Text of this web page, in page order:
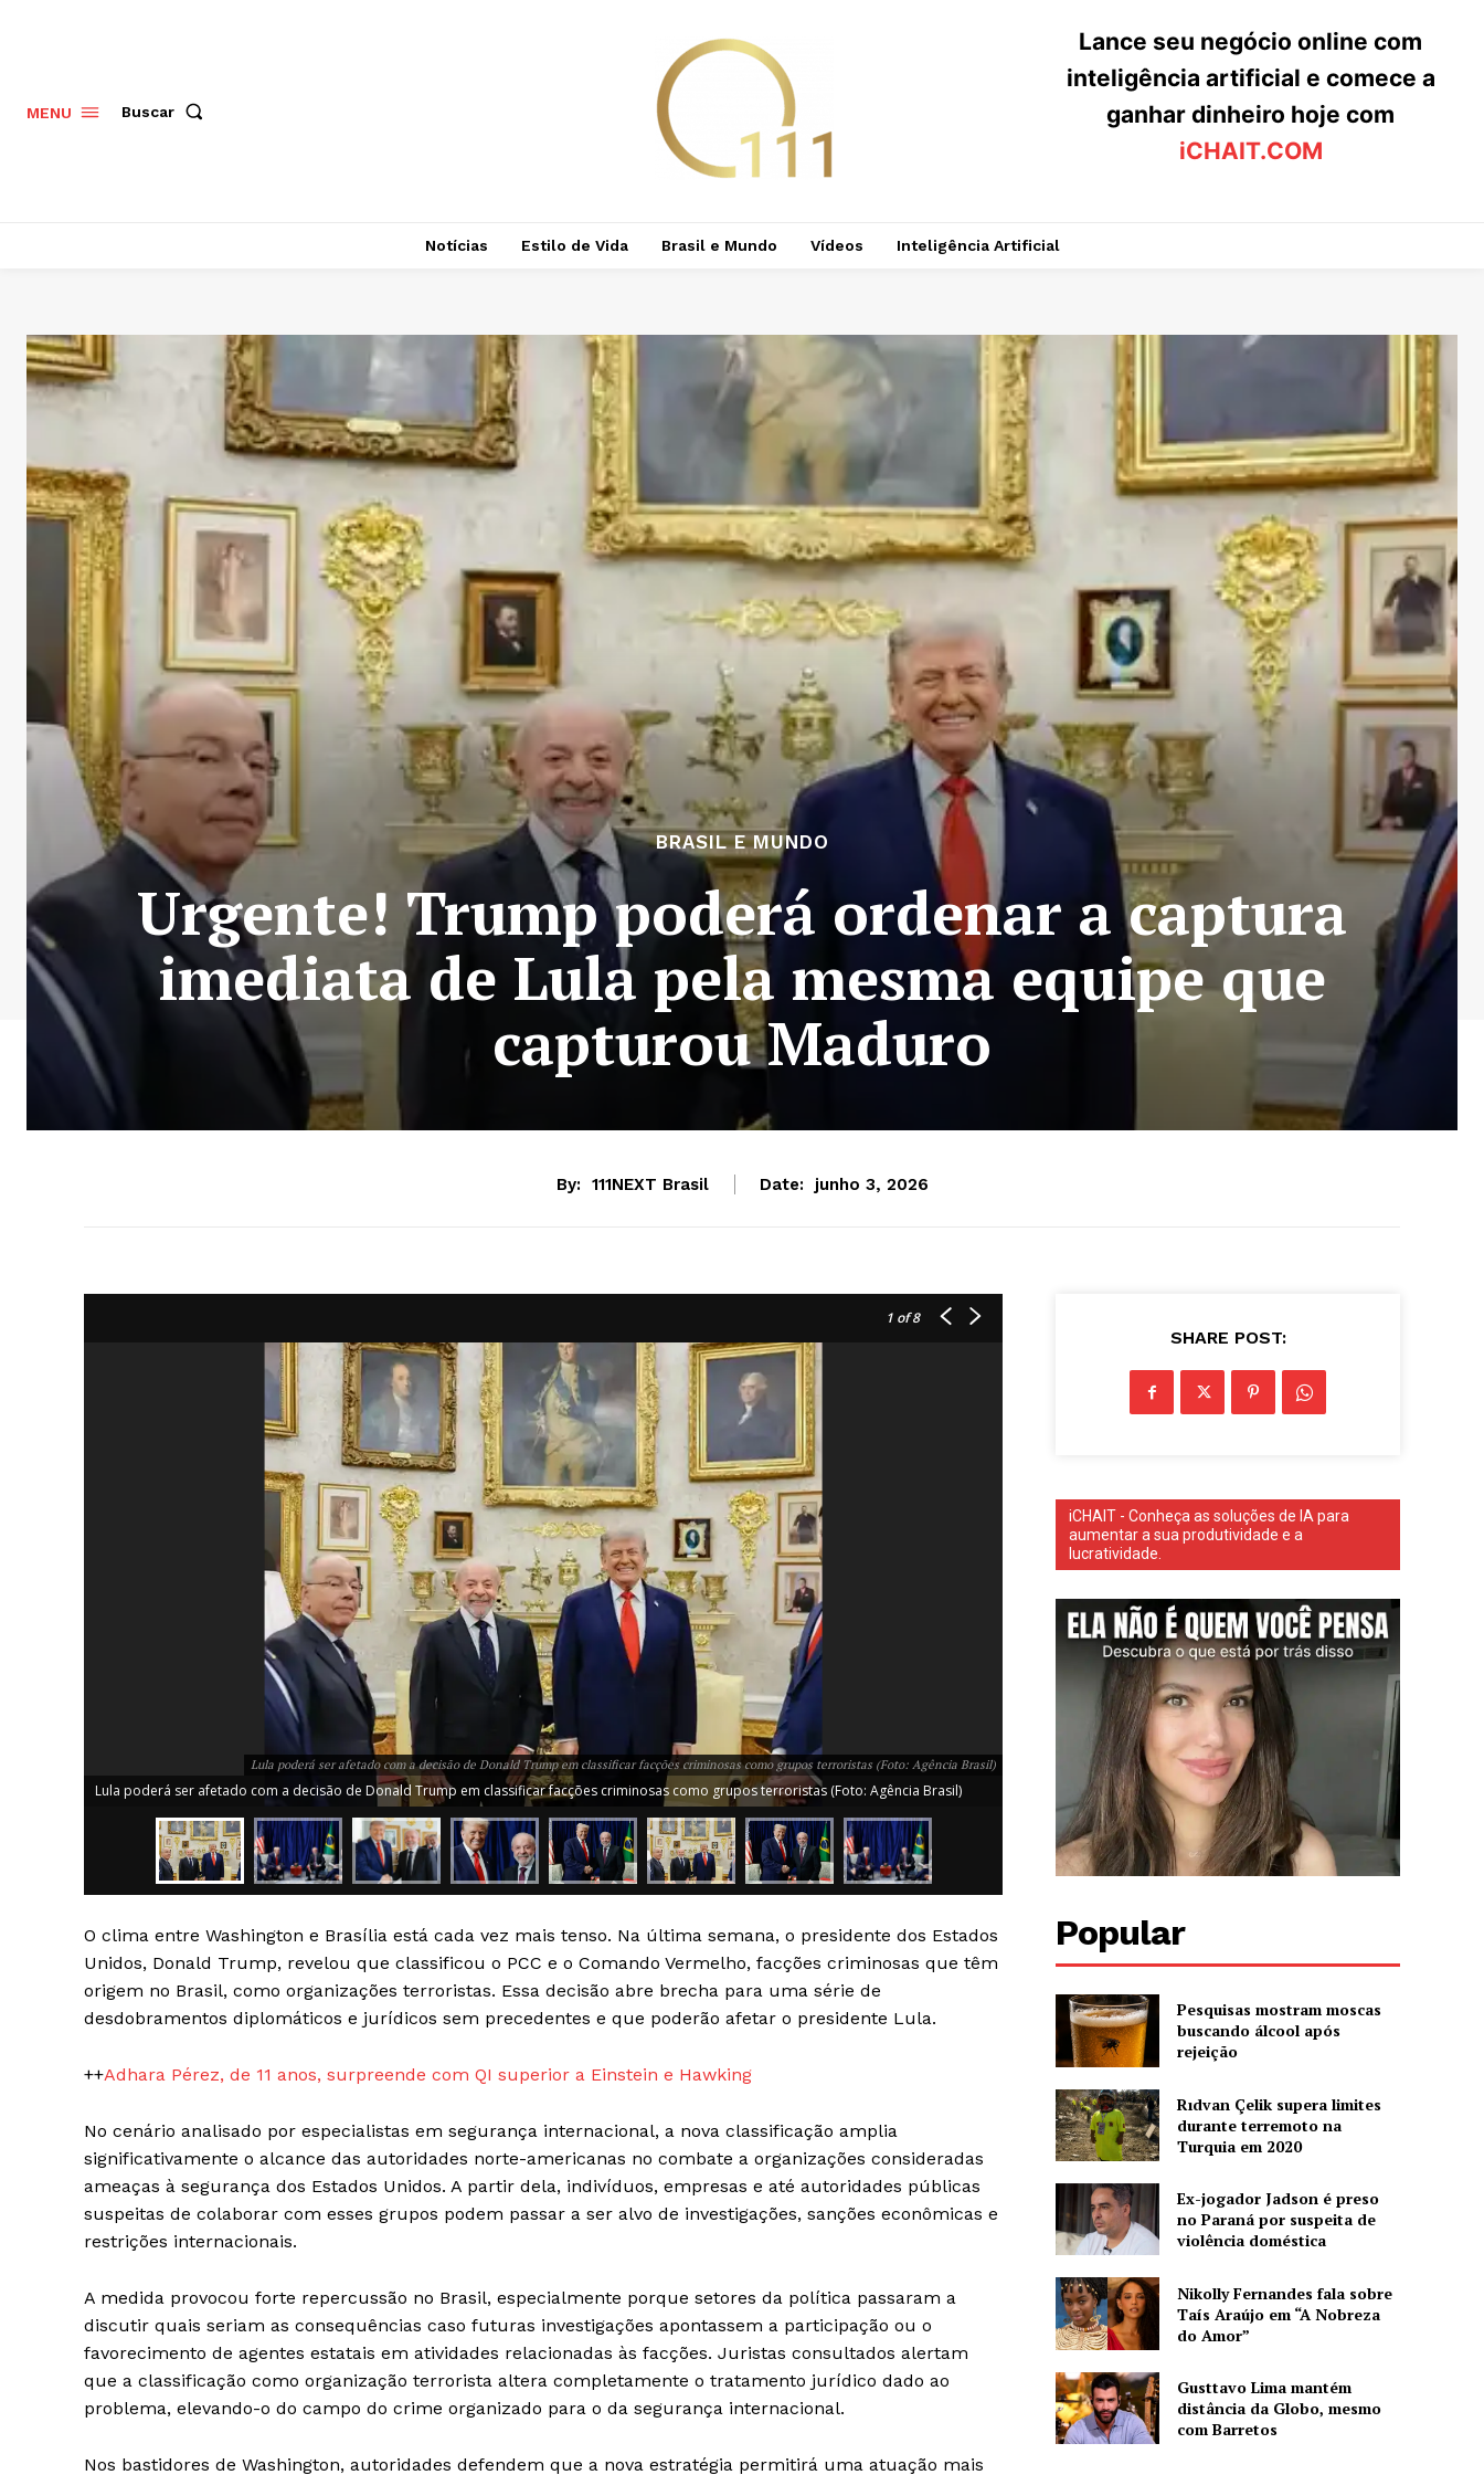
News Week
Magazine PRO
Company
Anuncie
Contato
Termos de Serviços
Política de Privacidade e Cookies
RSS
MENU Buscar
Lance seu negócio online com
inteligência artificial e comece a
ganhar dinheiro hoje com
iCHAIT.COM
Notícias Estilo de Vida Brasil e Mundo Vídeos Inteligência Artificial
BRASIL E MUNDO
Urgente! Trump poderá ordenar a captura
imediata de Lula pela mesma equipe que
capturou Maduro
By: 111NEXT Brasil Date: junho 3, 2026
1 of 8
Lula poderá ser afetado com a decisão de Donald Trump em classificar facções criminosas como grupos terroristas (Foto: Agência Brasil)
Lula poderá ser afetado com a decisão de Donald Trump em classificar facções criminosas como grupos terroristas (Foto: Agência Brasil)
O clima entre Washington e Brasília está cada vez mais tenso. Na última semana, o
Comando Vermelho, facções criminosas que têm origem no Brasil, como
O clima entre Washington e Brasília está cada vez mais tenso. Na última
que classificou o PCC e o Comando Vermelho, facções criminosas que
O clima entre Washington e Brasília está cada vez mais tenso. Na última semana, o presidente dos Estados
Unidos, Donald Trump, revelou que classificou o PCC e o Comando Vermelho, facções criminosas que têm
origem no Brasil, como organizações terroristas. Essa decisão abre brecha para uma série de
desdobramentos diplomáticos e jurídicos sem precedentes e que poderão afetar o presidente Lula.
++Adhara Pérez, de 11 anos, surpreende com QI superior a Einstein e Hawking
No cenário analisado por especialistas em segurança internacional, a nova classificação amplia
significativamente o alcance das autoridades norte-americanas no combate a organizações consideradas
ameaças à segurança dos Estados Unidos. A partir dela, indivíduos, empresas e até autoridades públicas
suspeitas de colaborar com esses grupos podem passar a ser alvo de investigações, sanções econômicas e
restrições internacionais.
A medida provocou forte repercussão no Brasil, especialmente porque setores da política passaram a
discutir quais seriam as consequências caso futuras investigações apontassem a participação ou o
favorecimento de agentes estatais em atividades relacionadas às facções. Juristas consultados alertam
que a classificação como organização terrorista altera completamente o tratamento jurídico dado ao
problema, elevando-o do campo do crime organizado para o da segurança internacional.
Nos bastidores de Washington, autoridades defendem que a nova estratégia permitirá uma atuação mais
SHARE POST:
iCHAIT - Conheça as soluções de IA para
aumentar a sua produtividade e a
lucratividade.
Popular
Pesquisas mostram moscas
buscando álcool após
rejeição
Rıdvan Çelik supera limites
durante terremoto na
Turquia em 2020
Ex-jogador Jadson é preso
no Paraná por suspeita de
violência doméstica
Nikolly Fernandes fala sobre
Taís Araújo em “A Nobreza
do Amor”
Gusttavo Lima mantém
distância da Globo, mesmo
com Barretos